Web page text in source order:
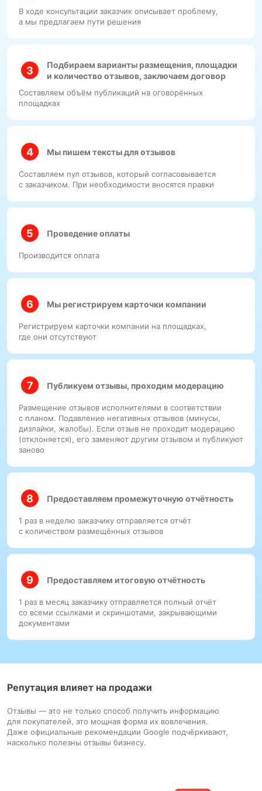
В ходе консультации заказчик описывает проблему,
а мы предлагаем пути решения
Подбираем варианты размещения, площадки
и количество отзывов, заключаем договор
Составляем объём публикаций на оговорённых
площадках
Мы пишем тексты для отзывов
Составляем пул отзывов, который согласовывается
с заказчиком. При необходимости вносятся правки
Проведение оплаты
Производится оплата
Мы регистрируем карточки компании
Регистрируем карточки компании на площадках,
где они отсутствуют
Публикуем отзывы, проходим модерацию
Размещение отзывов исполнителями в соответствии
с планом. Подавление негативных отзывов (минусы,
дизлайки, жалобы). Если отзыв не проходит модерацию
(отклоняется), его заменяют другим отзывом и публикуют
заново
Предоставляем промежуточную отчётность
1 раз в неделю заказчику отправляется отчёт
с количеством размещённых отзывов
Предоставляем итоговую отчётность
1 раз в месяц заказчику отправляется полный отчёт
со всеми ссылками и скриншотами, закрывающими
документами
Репутация влияет на продажи
Отзывы — это не только способ получить информацию
для покупателей, это мощная форма их вовлечения.
Даже официальные рекомендации Google подчёркивают,
насколько полезны отзывы бизнесу.